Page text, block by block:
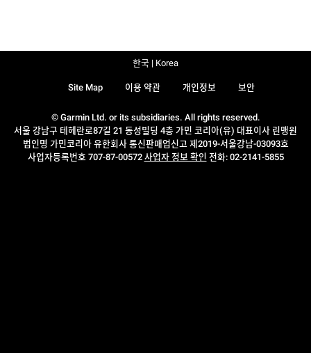
© Garmin Ltd. or its subsidiaries. All rights reserved.
서울 강남구 테헤란로87길 21 동성빌딩 4층 가민 코리아(유) 대표이사 린맹원
법인명 가민코리아 유한회사 통신판매업신고 제2019-서울강남-03093호
사업자등록번호 707-87-00572 사업자 정보 확인 전화: 02-2141-5855
Site Map 이용 약관 개인정보 보안
한국 | Korea